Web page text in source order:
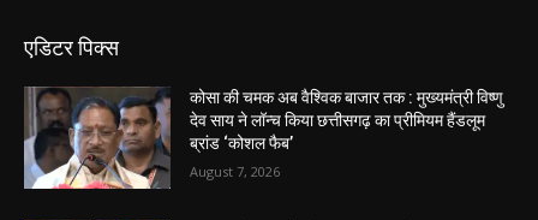
एडिटर पिक्स
कोसा की चमक अब वैश्विक बाजार तक : मुख्यमंत्री विष्णु
देव साय ने लॉन्च किया छत्तीसगढ़ का प्रीमियम हैंडलूम
ब्रांड ‘कोशल फैब’
August 7, 2026